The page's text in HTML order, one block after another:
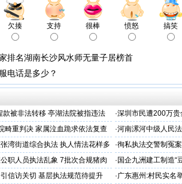
欠揍 支持 很棒 愤怒 搞笑
排名湖南长沙风水师无量子居榜首
电话是多少？
被非法转移 亭湖法院被指违法
·深圳市民遭200万
呼吁督办纠偏
畸重判决 家属泣血跪求依法复查 ·河南漯河中级人民
湾街道综合执法 执人情法花样多
·徇私执法交警制冤
控还我清白
职人员执法乱象 7批次合规猪肉
益输送疑云重重
· 国企九洲建工制造“
空文
信访关切 基层执法规范待提升 ·广东惠州:村民实名